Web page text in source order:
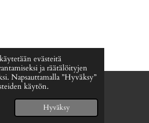
evästeitä
ja räätälöityjen
Napsauttamalla ”Hyväksy”
käytön.
Hyväksy